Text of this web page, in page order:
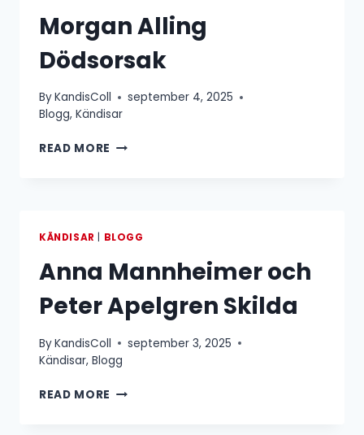
Morgan Alling
Dödsorsak
ByKandisColl
september 4, 2025
Blogg, Kändisar
READ MORE MORGAN
KÄNDISAR BLOGG
Anna Mannheimer och
Peter Apelgren Skilda
ByKandisColl
september 3, 2025
Kändisar, Blogg
READ MORE ANNA